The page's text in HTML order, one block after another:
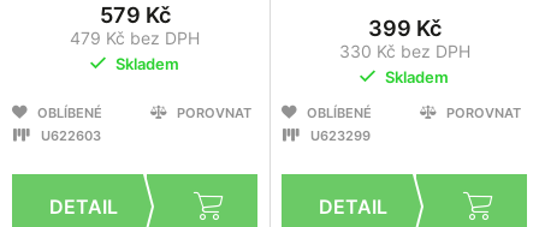
579 Kč
479 Kč bez DPH
Skladem
OBLÍBENÉ
POROVNAT
U622603
399 Kč
330 Kč bez DPH
Skladem
OBLÍBENÉ
POROVNAT
U623299